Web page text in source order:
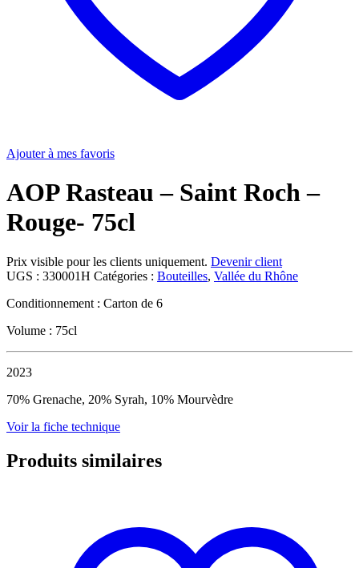
Ajouter à mes favoris
AOP Rasteau – Saint Roch –
Rouge- 75cl
Prix visible pour les clients uniquement. Devenir client
UGS : 330001H Catégories : Bouteilles, Vallée du Rhône
Conditionnement : Carton de 6
Volume : 75cl
2023
70% Grenache, 20% Syrah, 10% Mourvèdre
Voir la fiche technique
Produits similaires